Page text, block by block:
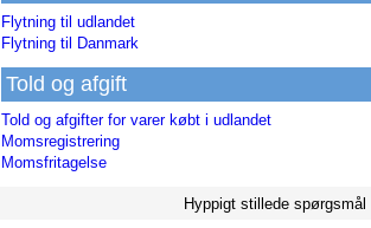
Flytning til udlandet
Flytning til Danmark
Told og afgift
Told og afgifter for varer købt i udlandet
Momsregistrering
Momsfritagelse
Hyppigt stillede spørgsmål